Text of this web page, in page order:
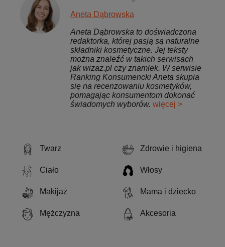
Twarz Zdrowie i higiena
Ciało Włosy
Makijaż Mama i dziecko
Mężczyzna Akcesoria
Aneta Dąbrowska
Aneta Dąbrowska to doświadczona
redaktorka, której pasją są naturalne
składniki kosmetyczne. Jej teksty
można znaleźć w takich serwisach
jak wizaz.pl czy znamlek. W serwisie
Ranking Konsumencki Aneta skupia
się na recenzowaniu kosmetyków,
pomagając konsumentom dokonać
świadomych wyborów. więcej >